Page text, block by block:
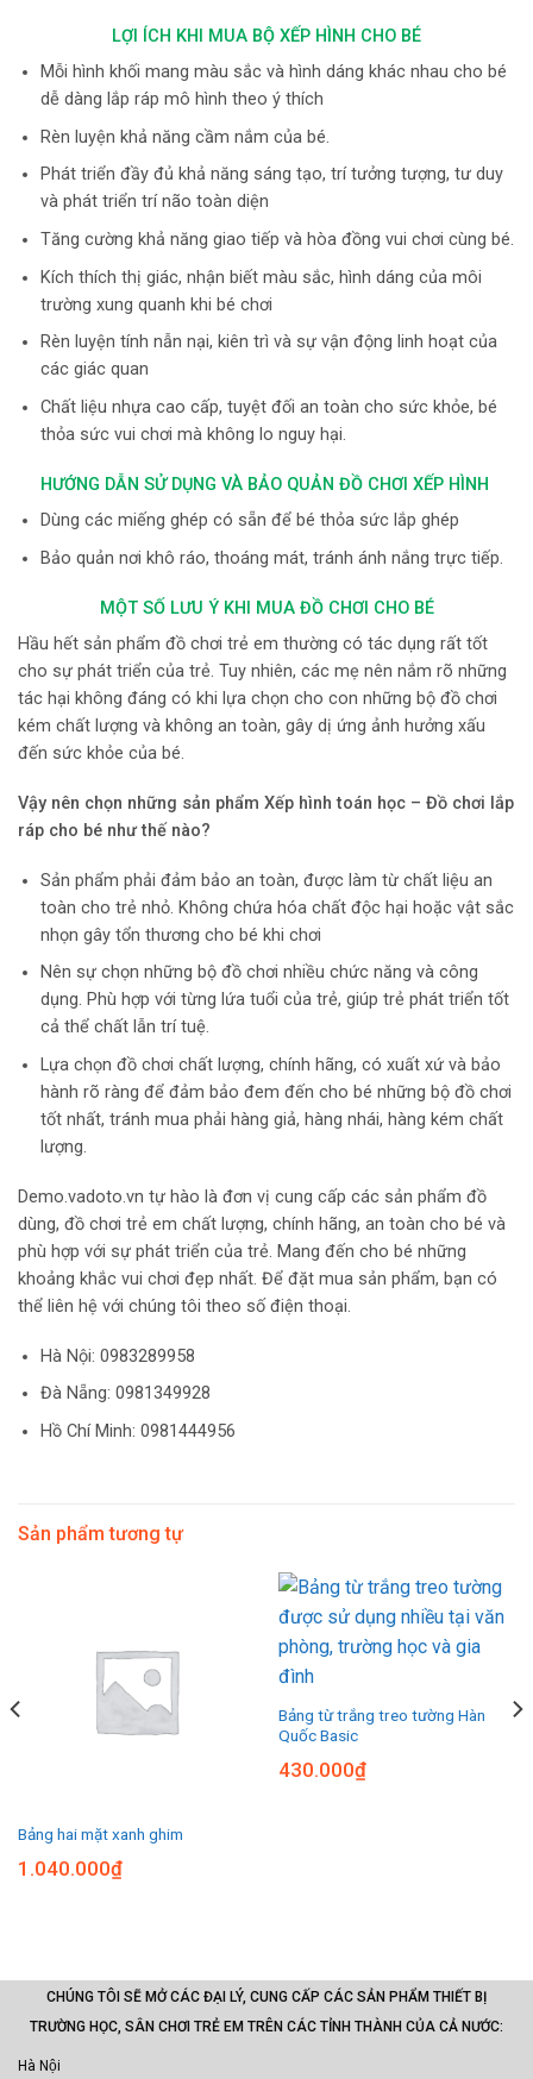
LỢI ÍCH KHI MUA BỘ XẾP HÌNH CHO BÉ
Mỗi hình khối mang màu sắc và hình dáng khác nhau cho bé
dễ dàng lắp ráp mô hình theo ý thích
Rèn luyện khả năng cầm nắm của bé.
Phát triển đầy đủ khả năng sáng tạo, trí tưởng tượng, tư duy
và phát triển trí não toàn diện
Tăng cường khả năng giao tiếp và hòa đồng vui chơi cùng bé.
Kích thích thị giác, nhận biết màu sắc, hình dáng của môi
trường xung quanh khi bé chơi
Rèn luyện tính nẫn nại, kiên trì và sự vận động linh hoạt của
các giác quan
Chất liệu nhựa cao cấp, tuyệt đối an toàn cho sức khỏe, bé
thỏa sức vui chơi mà không lo nguy hại.
HƯỚNG DẪN SỬ DỤNG VÀ BẢO QUẢN ĐỒ CHƠI XẾP HÌNH
Dùng các miếng ghép có sẵn để bé thỏa sức lắp ghép
Bảo quản nơi khô ráo, thoáng mát, tránh ánh nắng trực tiếp.
MỘT SỐ LƯU Ý KHI MUA ĐỒ CHƠI CHO BÉ
Hầu hết sản phẩm đồ chơi trẻ em thường có tác dụng rất tốt
cho sự phát triển của trẻ. Tuy nhiên, các mẹ nên nắm rõ những
tác hại không đáng có khi lựa chọn cho con những bộ đồ chơi
kém chất lượng và không an toàn, gây dị ứng ảnh hưởng xấu
đến sức khỏe của bé.
Vậy nên chọn những sản phẩm Xếp hình toán học – Đồ chơi lắp
ráp cho bé như thế nào?
Sản phẩm phải đảm bảo an toàn, được làm từ chất liệu an
toàn cho trẻ nhỏ. Không chứa hóa chất độc hại hoặc vật sắc
nhọn gây tổn thương cho bé khi chơi
Nên sự chọn những bộ đồ chơi nhiều chức năng và công
dụng. Phù hợp với từng lứa tuổi của trẻ, giúp trẻ phát triển tốt
cả thể chất lẫn trí tuệ.
Lựa chọn đồ chơi chất lượng, chính hãng, có xuất xứ và bảo
hành rõ ràng để đảm bảo đem đến cho bé những bộ đồ chơi
tốt nhất, tránh mua phải hàng giả, hàng nhái, hàng kém chất
lượng.
Demo.vadoto.vn tự hào là đơn vị cung cấp các sản phẩm đồ
dùng, đồ chơi trẻ em chất lượng, chính hãng, an toàn cho bé và
phù hợp với sự phát triển của trẻ. Mang đến cho bé những
khoảng khắc vui chơi đẹp nhất. Để đặt mua sản phẩm, bạn có
thể liên hệ với chúng tôi theo số điện thoại.
Hà Nội: 0983289958
Đà Nẵng: 0981349928
Hồ Chí Minh: 0981444956
Sản phẩm tương tự
Bảng hai mặt xanh ghim
1.040.000₫
Bảng từ trắng treo tường Hàn
Quốc Basic
430.000₫
CHÚNG TÔI SẼ MỞ CÁC ĐẠI LÝ, CUNG CẤP CÁC SẢN PHẨM THIẾT BỊ
TRƯỜNG HỌC, SÂN CHƠI TRẺ EM TRÊN CÁC TỈNH THÀNH CỦA CẢ NƯỚC:
Hà Nội